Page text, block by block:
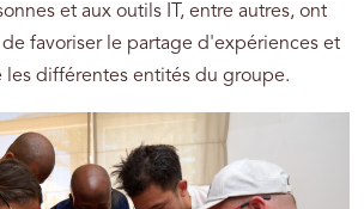
et aux outils IT, entre autres, ont
favoriser le partage d'expériences et
les différentes entités du groupe.